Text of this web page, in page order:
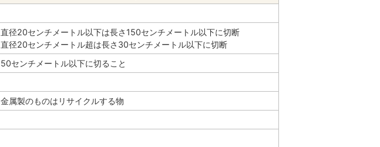
直径20センチメートル以下は長さ150センチメートル以下に切断
直径20センチメートル超は長さ30センチメートル以下に切断
50センチメートル以下に切ること
金属製のものはリサイクルする物